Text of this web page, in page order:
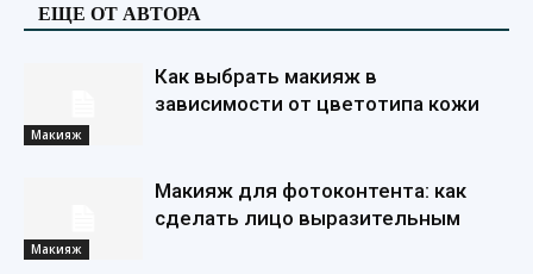
ЕЩЕ ОТ АВТОРА
Макияж
Как выбрать макияж в
зависимости от цветотипа кожи
Макияж
Макияж для фотоконтента: как
сделать лицо выразительным